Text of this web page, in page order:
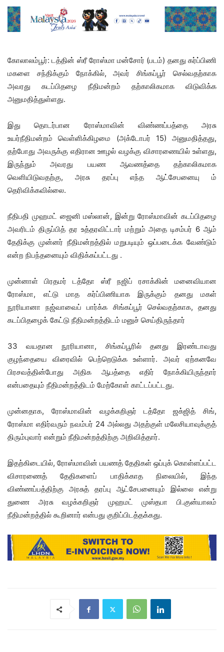
கோலாலம்பூர்: டத்தின் ஸ்ரீ ரோஸ்மா மன்சோர் (படம்) தனது கர்ப்பிணி
மகளை சந்திக்கும் நோக்கில், அவர் சிங்கப்பூர் செல்வதற்காக
அவரது கடப்பிதழை நீதிமன்றம் தற்காலிகமாக விடுவிக்க
அனுமதித்துள்ளது.
இது தொடர்பான ரோஸ்மாவின் விண்ணப்பத்தை அரசு
உயர்நீதிமன்றம் வெள்ளிக்கிழமை (அக்டோபர் 15) அனுமதித்தது,
தற்போது அவருக்கு எதிரான ஊழல் வழக்கு விசாரணையில் உள்ளது,
இருந்தும் அவரது பயண ஆவணத்தை தற்காலிகமாக
வெளியிடுவதற்கு, அரசு தரப்பு எந்த ஆட்சேபனையு ம்
தெரிவிக்கவில்லை.
நீதிபதி முஹமட் ஜைனி மஸ்லான், இன்று ரோஸ்மாவின் கடப்பிதழை
அவரிடம் திருப்பித் தர உத்தரவிட்டார் மற்றும் அதை டிசம்பர் 6 ஆம்
தேதிக்கு முன்னர் நீதிமன்றத்தில் மறுபடியும் ஒப்படைக்க வேண்டும்
என்ற நிபந்தனையும் விதிக்கப்பட்டது .
முன்னாள் பிரதமர் டத்தோ ஸ்ரீ நஜிப் ரசாக்கின் மனைவியான
ரோஸ்மா, எட்டு மாத கர்ப்பிணியாக இருக்கும் தனது மகள்
நூரியானா நஜ்வாவைப் பார்க்க சிங்கப்பூர் செல்வதற்காக, தனது
கடப்பிதழைக் கேட்டு நீதிமன்றத்திடம் மனுச் செய்திருந்தார்
33 வயதான நூரியானா, சிங்கப்பூரில் தனது இரண்டாவது
குழந்தையை விரைவில் பெற்றெடுக்க உள்ளார். அவர் ஏற்கனவே
பிரசவத்தின்போது அதிக ஆபத்தை எதிர் நோக்கியிருந்தார்
என்பதையும் நீதிமன்றத்திடம் மேற்கோள் காட்டப்பட்டது.
முன்னதாக, ரோஸ்மாவின் வழக்கறிஞர் டத்தோ ஜக்ஜித் சிங்,
ரோஸ்மா எதிர்வரும் நவம்பர் 24 அல்லது அதற்குள் மலேசியாவுக்குத்
திரும்புவார் என்றும் நீதிமன்றத்திற்கு அறிவித்தார்.
இதற்கிடையில், ரோஸ்மாவின் பயணத் தேதிகள் ஒப்புக் கொள்ளப்பட்ட
விசாரணைத் தேதிகளைப் பாதிக்காத நிலையில், இந்த
விண்ணப்பத்திற்கு அரசுத் தரப்பு ஆட்சேபனையும் இல்லை என்று
துணை அரசு வழக்கறிஞர் முஹமட் முஸ்தபா பி.குன்யாலம்
நீதிமன்றத்தில் கூறினார் என்பது குறிப்பிடத்தக்கது.